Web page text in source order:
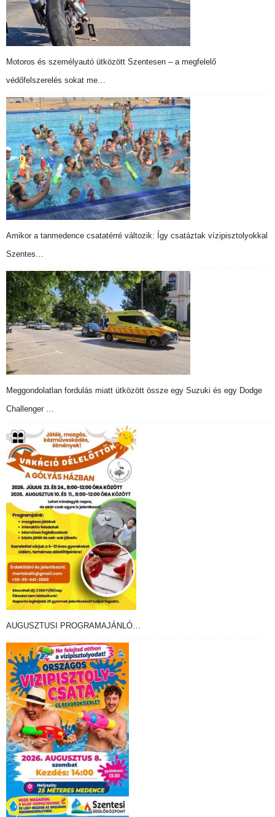
Motoros és személyautó ütközött Szentesen – a megfelelő
védőfelszerelés sokat me…
Amikor a tanmedence csatatérré változik: Így csatáztak vízipisztolyokkal
Szentes…
Meggondolatlan fordulás miatt ütközött össze egy Suzuki és egy Dodge
Challenger …
AUGUSZTUSI PROGRAMAJÁNLÓ…